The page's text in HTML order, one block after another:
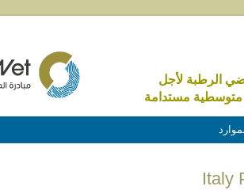
الرطبة لأجل
مستدامة
Italy